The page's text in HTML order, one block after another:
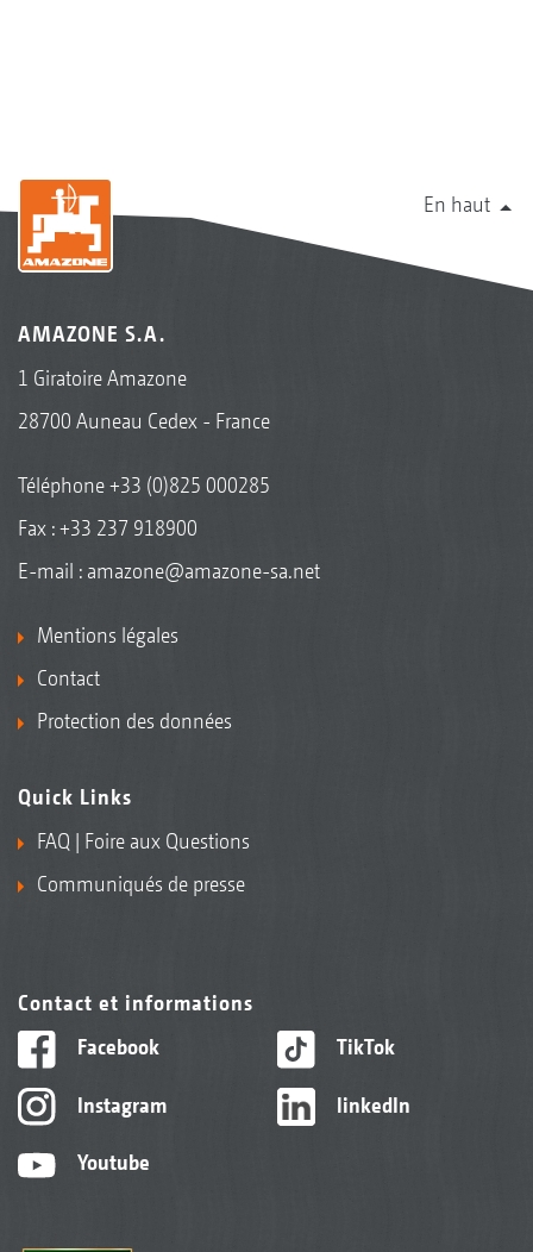
En haut
AMAZONE S.A.
1 Giratoire Amazone
28700 Auneau Cedex - France
Téléphone+33 (0)825 000285
Fax : +33 237 918900
E-mail : amazone@amazone-sa.net
Mentions légales
Contact
Protection des données
Quick Links
FAQ | Foire aux Questions
Communiqués de presse
Contact et informations
Facebook
Instagram
Youtube
TikTok
linkedIn